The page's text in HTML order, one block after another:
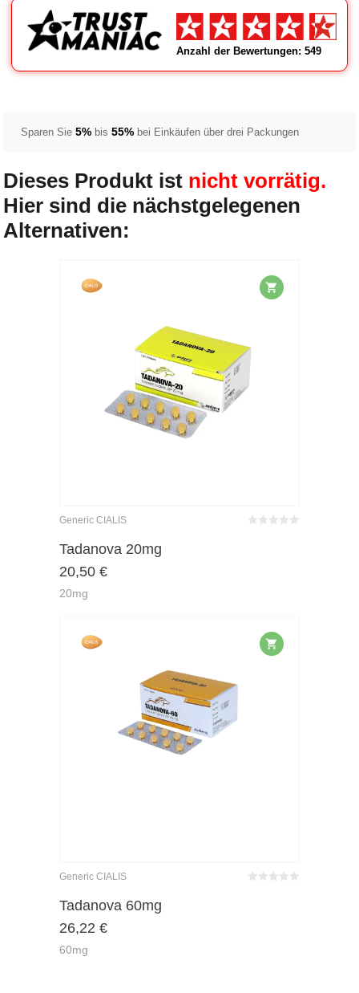
Anzahl der Bewertungen: 549
Sparen Sie5% bis55% bei Einkäufen über drei Packungen
Dieses Produkt ist nicht vorrätig.
Hier sind die nächstgelegenen
Alternativen:
Generic CIALIS
Tadanova 20mg
20,50 €
20mg
Generic CIALIS
Tadanova 60mg
26,22 €
60mg